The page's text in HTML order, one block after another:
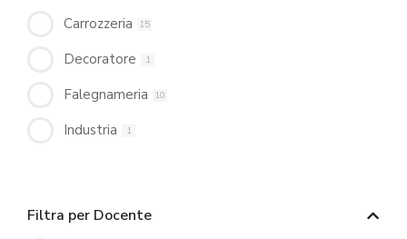
Carrozzeria 15
Decoratore 1
Falegnameria 10
Industria 1
Filtra per Docente